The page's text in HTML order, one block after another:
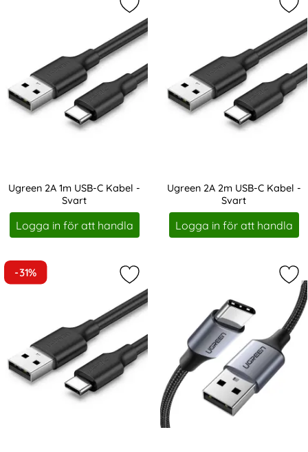
Ugreen 2A 1m USB-C Kabel -
Svart
Art. nr 11635
Logga in för att handla
Markera ugreen 2A 1m USB-C
Ugreen 2A 2m USB-C Kabel -
Svart
Art. nr 11636
Logga in för att handla
-31%
Markera ugreen 3A 3m USB-C